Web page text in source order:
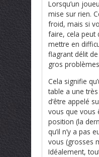
Lorsqu’un
mise sur rien.
froid, mais si
faire, cela peut
mettre en
flagrant délit
gros
Cela signifie
table a une
d’être appelé
vous que vous
position (la
qu’il n’y a pas
vous (grosses
Idéalement,